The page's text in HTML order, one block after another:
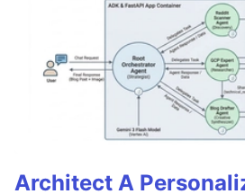
Architect A